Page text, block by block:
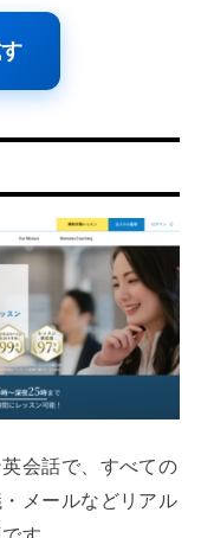
会話で、すべての
メールなどリアル